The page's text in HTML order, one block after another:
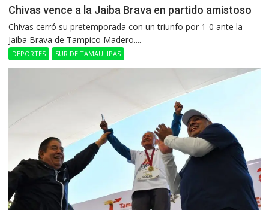
Chivas vence a la Jaiba Brava en partido amistoso
Chivas cerró su pretemporada con un triunfo por 1-0 ante la
Jaiba Brava de Tampico Madero....
DEPORTES SUR DE TAMAULIPAS